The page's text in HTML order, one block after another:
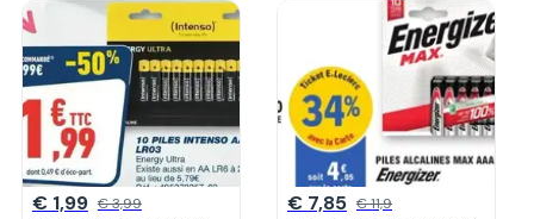
€ 1,99 € 3,99 € 7,85 € 11,9